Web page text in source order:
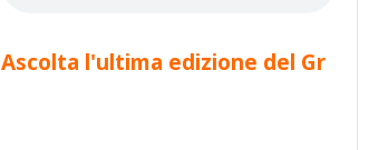
Ascolta l'ultima edizione del Gr